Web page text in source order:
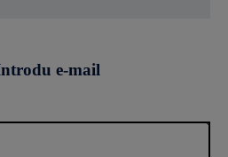
e-mail